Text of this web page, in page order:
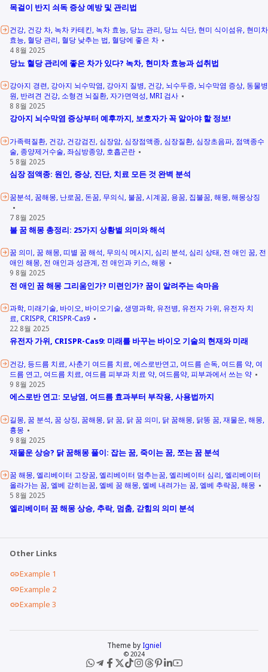
목걸이 반지 쇠독 증상 예방 및 관리법
건강 건강 차 녹차 카테킨 녹차 효능 당뇨 관리 당뇨 식단 현미 식이섬유 현미차
효능 혈당 관리 혈당 낮추는 법 혈당에 좋은 차
4 8월 2025
당뇨 혈당 관리에 좋은 차가 있다? 녹차, 현미차 효능과 섭취법
강아지 경련 강아지 뇌수막염 강아지 질병 건강 뇌수두증 뇌수막염 증상 동물병
원 반려견 건강 소형견 뇌질환 자가면역성 MRI 검사
8 8월 2025
강아지 뇌수막염 증상부터 예후까지, 보호자가 꼭 알아야 할 정보!
가족력질환 건강 건강검진 심장암 심장점액종 심장질환 심장초음파 점액종수
술 종양제거수술 좌심방종양 호흡곤란
5 8월 2025
심장 점액종: 원인, 증상, 진단, 치료 모든 것 완벽 분석
꿈분석 꿈해몽 난로꿈 돈꿈 무의식 불꿈 시계꿈 용꿈 집불꿈 해몽 해몽상징
7 8월 2025
불 꿈 해몽 총정리: 25가지 상황별 의미와 해석
꿈 의미 꿈 해몽 띠별 꿈 해석 무의식 메시지 심리 분석 심리 상태 전 애인 꿈 전
애인 해몽 전 애인과 성관계 전 애인과 키스 해몽
9 8월 2025
전 애인 꿈 해몽 그리움인가? 미련인가? 꿈이 알려주는 속마음
과학 미래기술 바이오 바이오기술 생명과학 유전병 유전자 가위 유전자 치
료 CRISPR CRISPR-Cas9
22 8월 2025
유전자 가위, CRISPR-Cas9: 미래를 바꾸는 바이오 기술의 현재와 미래
건강 등드름 치료 사춘기 여드름 치료 에스로반연고 여드름 손독 여드름 약 여
드름 연고 여드름 치료 여드름 피부과 치료 약 여드름약 피부과에서 쓰는 약
9 8월 2025
에스로반 연고: 모낭염, 여드름 효과부터 부작용, 사용법까지
길몽 꿈 분석 꿈 상징 꿈해몽 닭 꿈 닭 꿈 의미 닭 꿈해몽 닭똥 꿈 재물운 해몽
흉몽
9 8월 2025
재물운 상승? 닭 꿈해몽 풀이: 잡는 꿈, 죽이는 꿈, 쪼는 꿈 분석
꿈 해몽 엘리베이터 고장꿈 엘리베이터 멈추는꿈 엘리베이터 심리 엘리베이터
올라가는 꿈 엘베 갇히는꿈 엘베 꿈 해몽 엘베 내려가는 꿈 엘베 추락꿈 해몽
5 8월 2025
엘리베이터 꿈 해몽 상승, 추락, 멈춤, 갇힘의 의미 분석
Other Links
Example 1
Example 2
Example 3
Theme by Igniel
© 2024